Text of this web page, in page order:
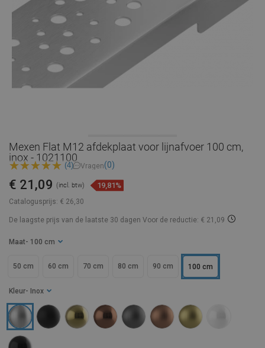
Mexen Flat M12 afdekplaat voor lijnafvoer 100 cm,
inox - 1021100
(4) Vragen(0)
Catalogusprijs: € 26,30
€ 21,09 (incl. btw) 19,81%
De laagste prijs van de laatste 30 dagen Voor de reductie: € 21,09
Maat - 100 cm
50 cm 60 cm 70 cm 80 cm 90 cm 100 cm
Kleur - Inox